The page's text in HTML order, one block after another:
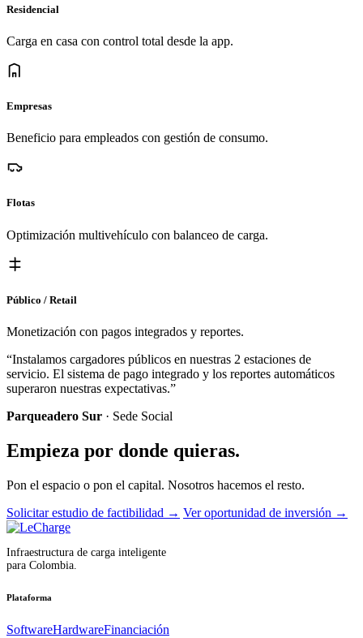
Residencial
Carga en casa con control total desde la app.
Empresas
Beneficio para empleados con gestión de consumo.
Flotas
Optimización multivehículo con balanceo de carga.
Público / Retail
Monetización con pagos integrados y reportes.
“Instalamos cargadores públicos en nuestras 2 estaciones de
servicio. El sistema de pago integrado y los reportes automáticos
superaron nuestras expectativas.”
Parqueadero Sur · Sede Social
Empieza por donde quieras.
Pon el espacio o pon el capital. Nosotros hacemos el resto.
Solicitar estudio de factibilidad → Ver oportunidad de inversión →
Infraestructura de carga inteligente
para Colombia.
Plataforma
SoftwareHardwareFinanciación